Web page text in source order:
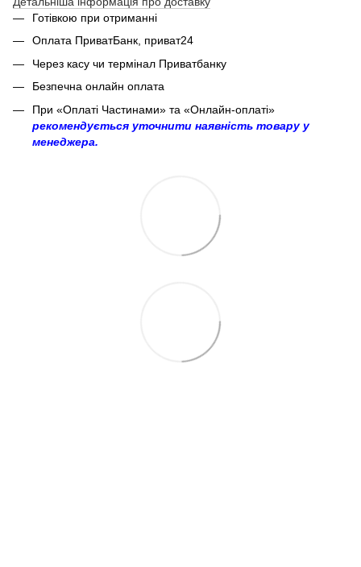
Готівкою при отриманні
Оплата ПриватБанк, приват24
Через касу чи термінал Приватбанку
Безпечна онлайн оплата
При «Оплаті Частинами» та «Онлайн-оплаті»
рекомендується уточнити наявність товару у
менеджера.